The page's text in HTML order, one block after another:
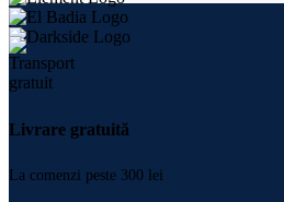
Livrare gratuită
La comenzi peste 300 lei